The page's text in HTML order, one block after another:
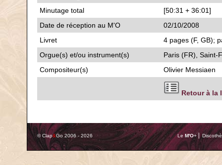
Minutage total
[50:31 + 36:01]
Date de réception au M'O
02/10/2008
Livret
4 pages (F, GB);
Orgue(s) et/ou instrument(s)
Paris (FR), Saint-
Compositeur(s)
Olivier Messiaen
Retour à la
© Clap&Go 2006 - 2026 Le M'O+ ⎢